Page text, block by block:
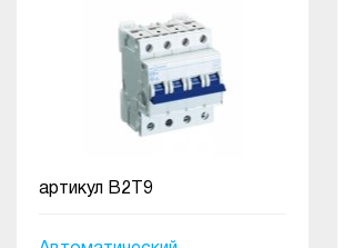
артикул B2T9